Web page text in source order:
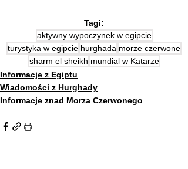
Tagi:
aktywny wypoczynek w egipcie
turystyka w egipcie hurghada morze czerwone
sharm el sheikh mundial w Katarze
Informacje z Egiptu
Wiadomości z Hurghady
Informacje znad Morza Czerwonego